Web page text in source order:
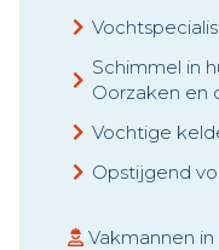
Schimmel in
Oorzaken en
Vochtige
Opstijgend
Vakmannen